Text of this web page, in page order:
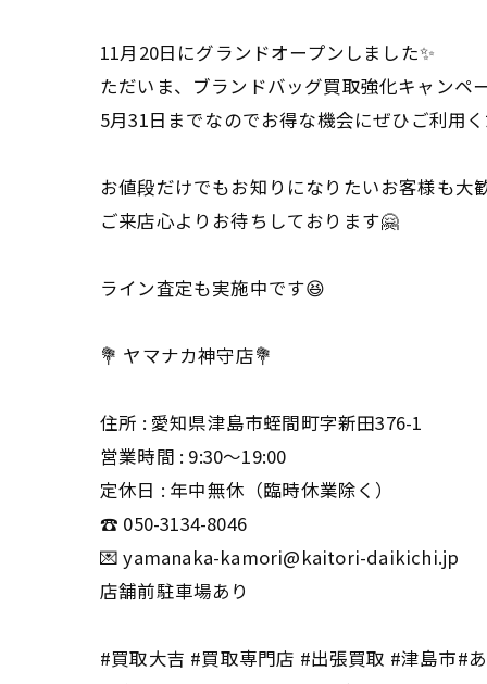
11月20日にグランドオープンしました✨
ただいま、ブランドバッグ買取強化キャンペ
5月31日までなのでお得な機会にぜひご利用
お値段だけでもお知りになりたいお客様も
ご来店心よりお待ちしております🤗
ライン査定も実施中です😆
💐 ヤマナカ神守店💐
住所 : 愛知県津島市蛭間町字新田376-1
営業時間 : 9:30〜19:00
定休日 : 年中無休（臨時休業除く）
☎️ 050-3134-8046
💌 yamanaka-kamori@kaitori-daikichi.jp
店舗前駐車場あり
#買取大吉 #買取専門店 #出張買取 #津島市#